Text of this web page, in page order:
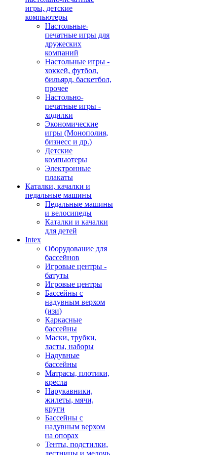
игры, детские
компьютеры
Настольные-
печатные игры для
дружеских
компаний
Настольные игры -
хоккей, футбол,
бильярд, баскетбол,
прочее
Настольно-
печатные игры -
ходилки
Экономические
игры (Монополия,
бизнесс и др.)
Детские
компьютеры
Электронные
плакаты
Каталки, качалки и
педальные машины
Педальные машины
и велосипеды
Каталки и качалки
для детей
Intex
Оборудование для
бассейнов
Игровые центры -
батуты
Игровые центры
Бассейны с
надувным верхом
(изи)
Каркасные
бассейны
Маски, трубки,
ласты, наборы
Надувные
бассейны
Матрасы, плотики,
кресла
Нарукавники,
жилеты, мячи,
круги
Бассейны с
надувным верхом
на опорах
Тенты, подстилки,
лестницы и мелочь